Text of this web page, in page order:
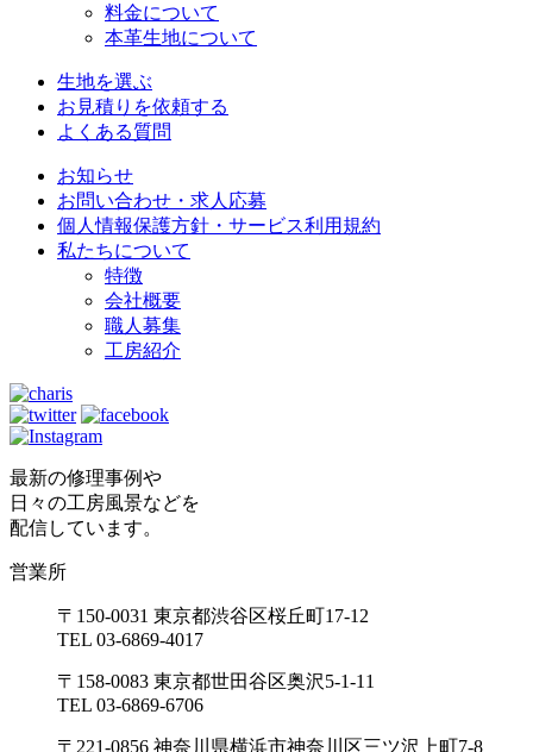
料金について
本革生地について
生地を選ぶ
お見積りを依頼する
よくある質問
お知らせ
お問い合わせ・求人応募
個人情報保護方針・サービス利用規約
私たちについて
特徴
会社概要
職人募集
工房紹介
最新の修理事例や
日々の工房風景などを
配信しています。
営業所
〒150-0031 東京都渋谷区桜丘町17-12
TEL 03-6869-4017
〒158-0083 東京都世田谷区奥沢5-1-11
TEL 03-6869-6706
〒221-0856 神奈川県横浜市神奈川区三ツ沢上町7-8